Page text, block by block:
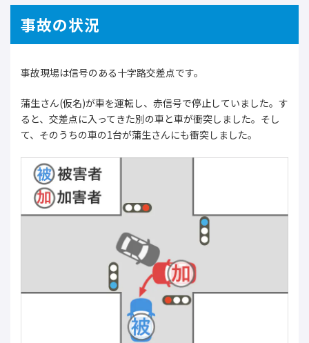
事故の状況
事故現場は信号のある十字路交差点です。
蒲生さん(仮名)が車を運転し、赤信号で停止していました。す
ると、交差点に入ってきた別の車と車が衝突しました。そし
て、そのうちの車の1台が蒲生さんにも衝突しました。